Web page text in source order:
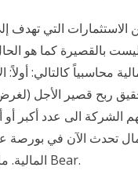
بالقصيرة كما هو الحال
محاسبياً كالتالي: أولاً:
الشركة الى عدد أكبر
تحدث الآن في بورصة
المالية. ما هو مضارب على النزول Bear.